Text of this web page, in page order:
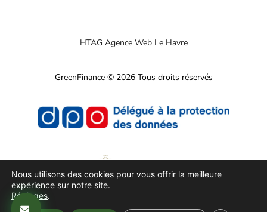
HTAG Agence Web Le Havre
GreenFinance © 2026 Tous droits réservés
Nous utilisons des cookies pour vous offrir la meilleure
expérience sur notre site.
Réglages.